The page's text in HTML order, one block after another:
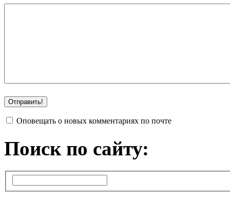
Оповещать о новых комментариях по почте
Поиск по сайту: